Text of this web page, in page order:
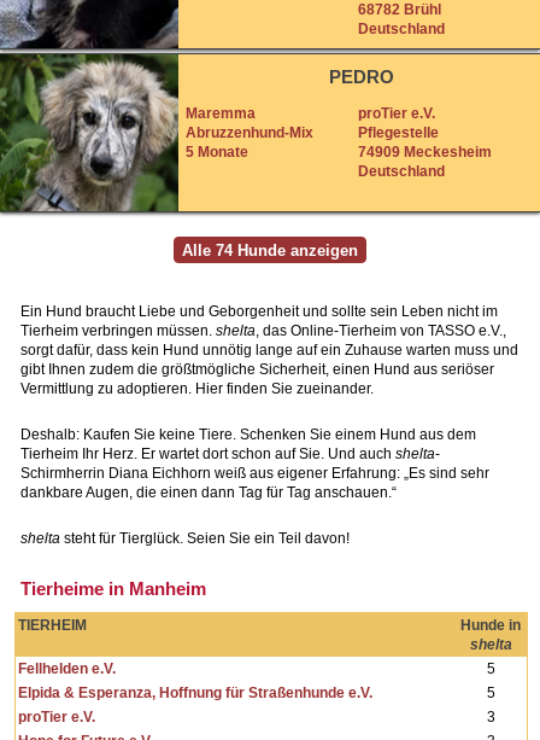
68782 Brühl
Deutschland
PEDRO
Maremma
Abruzzenhund-Mix
5 Monate
proTier e.V.
Pflegestelle
74909 Meckesheim
Deutschland
Ein Hund braucht Liebe und Geborgenheit und sollte sein Leben nicht im
Tierheim verbringen müssen. shelta, das Online-Tierheim von TASSO e.V.,
sorgt dafür, dass kein Hund unnötig lange auf ein Zuhause warten muss und
gibt Ihnen zudem die größtmögliche Sicherheit, einen Hund aus seriöser
Vermittlung zu adoptieren. Hier finden Sie zueinander.
Deshalb: Kaufen Sie keine Tiere. Schenken Sie einem Hund aus dem
Tierheim Ihr Herz. Er wartet dort schon auf Sie. Und auch shelta-
Schirmherrin Diana Eichhorn weiß aus eigener Erfahrung: „Es sind sehr
dankbare Augen, die einen dann Tag für Tag anschauen.“
shelta steht für Tierglück. Seien Sie ein Teil davon!
Tierheime in Manheim
TIERHEIM
Hunde in
shelta
Fellhelden e.V.
5
Elpida & Esperanza, Hoffnung für Straßenhunde e.V.
5
proTier e.V.
3